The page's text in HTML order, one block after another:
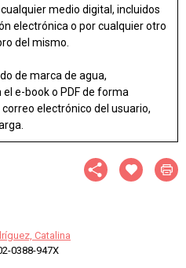
medio digital, incluidos
electrónica o por cualquier otro
del mismo.
de marca de agua,
e-book o PDF de forma
electrónico del usuario,
Catalina
0388-947X